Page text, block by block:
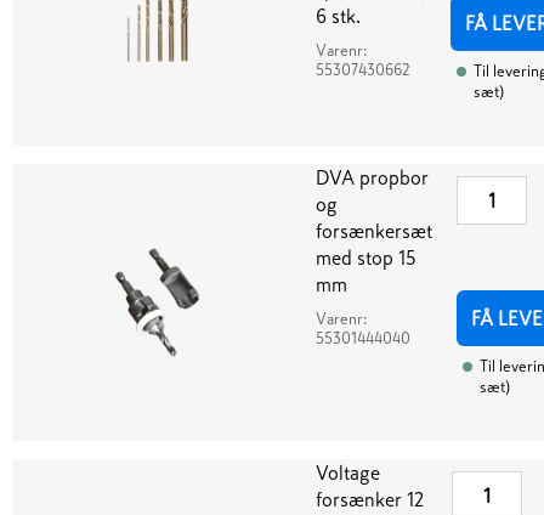
6 stk.
Varenr:
55307430662
FÅ
Til
sæt)
DVA propbor
og
forsænkersæt
med stop 15
mm
Varenr:
55301444040
FÅ
Til
sæt)
Voltage
forsænker 12